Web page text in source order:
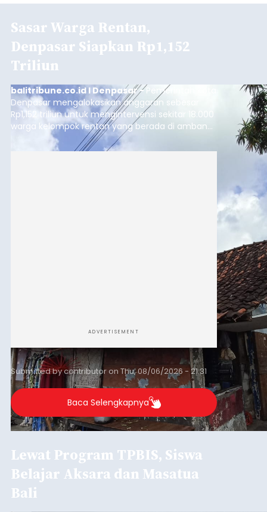
Sasar Warga Rentan,
Denpasar Siapkan Rp1,152
Triliun
balitribune.co.id I Denpasar -Pemerintah Kota
Denpasar mengalokasikan anggaran sebesar
Rp1,152 triliun untuk mengintervensi sekitar 18.000
warga kelompok rentan yang berada di ambang
garis kemiskinan. Langkah strategis ini diambil
guna menjaga masyarakat yang berada pada
ADVERTISEMENT
Submitted bycontributoron Thu, 08/06/2026 - 21:31
Baca Selengkapnya
Lewat Program TPBIS, Siswa
Belajar Aksara dan Masatua
Bali